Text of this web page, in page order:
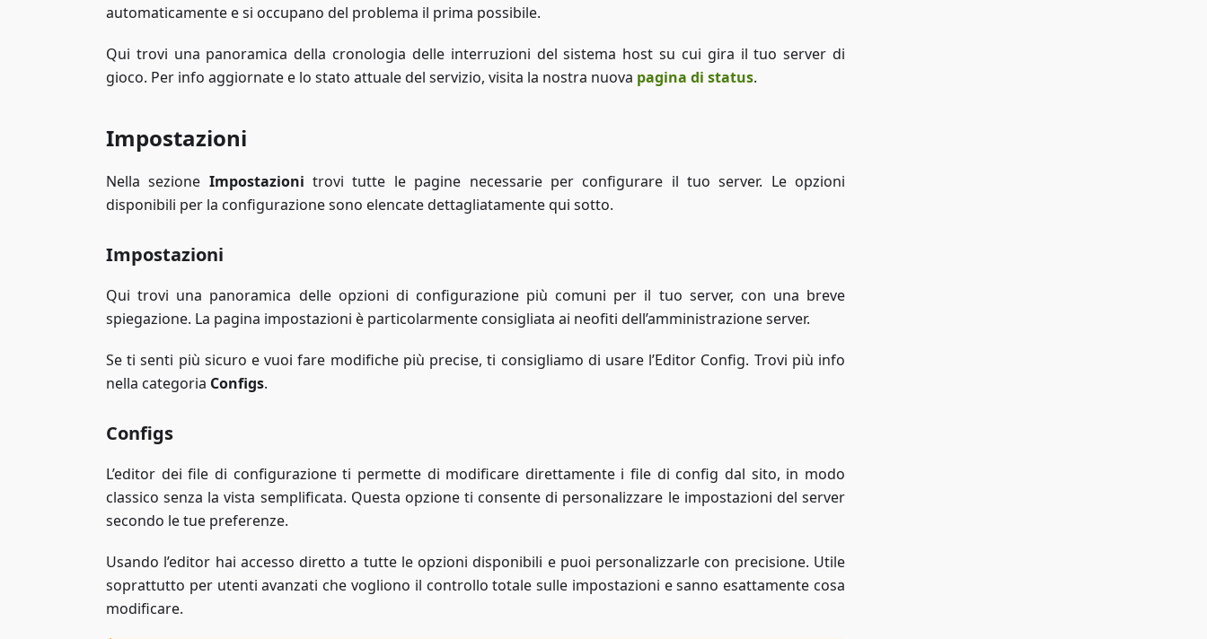
automaticamente e si occupano del problema il prima possibile.
Qui trovi una panoramica della cronologia delle interruzioni del sistema host su cui gira il tuo server di
gioco. Per info aggiornate e lo stato attuale del servizio, visita la nostra nuova pagina di status.
Impostazioni
Nella sezione Impostazioni trovi tutte le pagine necessarie per configurare il tuo server. Le opzioni
disponibili per la configurazione sono elencate dettagliatamente qui sotto.
Impostazioni
Qui trovi una panoramica delle opzioni di configurazione più comuni per il tuo server, con una breve
spiegazione. La pagina impostazioni è particolarmente consigliata ai neofiti dell’amministrazione server.
Se ti senti più sicuro e vuoi fare modifiche più precise, ti consigliamo di usare l’Editor Config. Trovi più info
nella categoria Configs.
Configs
L’editor dei file di configurazione ti permette di modificare direttamente i file di config dal sito, in modo
classico senza la vista semplificata. Questa opzione ti consente di personalizzare le impostazioni del server
secondo le tue preferenze.
Usando l’editor hai accesso diretto a tutte le opzioni disponibili e puoi personalizzarle con precisione. Utile
soprattutto per utenti avanzati che vogliono il controllo totale sulle impostazioni e sanno esattamente cosa
modificare.